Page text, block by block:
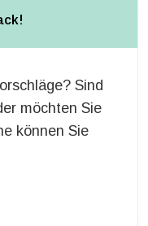
Sind
möchten Sie
können Sie